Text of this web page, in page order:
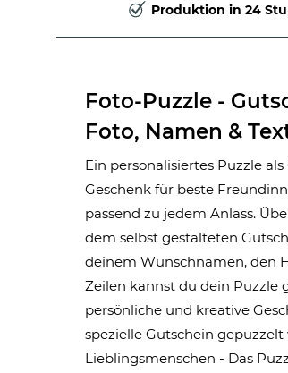
Produktion in 24
Foto-Puzzle -
Foto, Namen &
Ein personalisiertes Puzzle
Geschenk für beste
passend zu jedem Anlass.
dem selbst gestalteten
deinem Wunschnamen, den
Zeilen kannst du dein Puzzle
persönliche und kreative
spezielle Gutschein
Lieblingsmenschen - Das